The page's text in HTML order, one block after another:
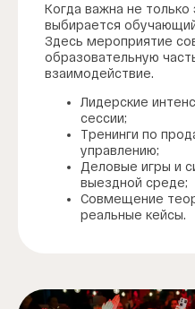
Когда важна не только
выбирается
Здесь мероприятие
образовательную
взаимодействие.
Лидерские
сессии;
Тренинги по
управлению;
Деловые игры и
выездной среде;
Совмещение
реальные кейсы.